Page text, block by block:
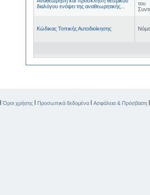
διαλόγου ενόψει της αναθεωρητικής...
του
Κώδικας Τοπικής Αυτοδιοίκησης
|Όροι χρήσης | Προσωπικά δεδομένα | Ασφάλεια & Πρόσβαση